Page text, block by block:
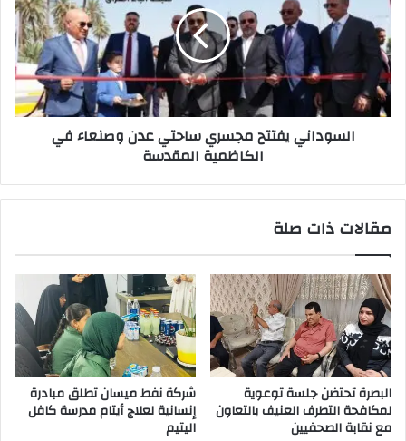
ساحتي
عدن
وصنعاء
في
الكاظمية
المقدسة
السوداني يفتتح مجسري ساحتي عدن وصنعاء في
الكاظمية المقدسة
مقالات ذات صلة
البصرة تحتضن جلسة توعوية
لمكافحة التطرف العنيف بالتعاون
مع نقابة الصحفيين
شركة نفط ميسان تطلق مبادرة
إنسانية لعلاج أيتام مدرسة كافل
اليتيم